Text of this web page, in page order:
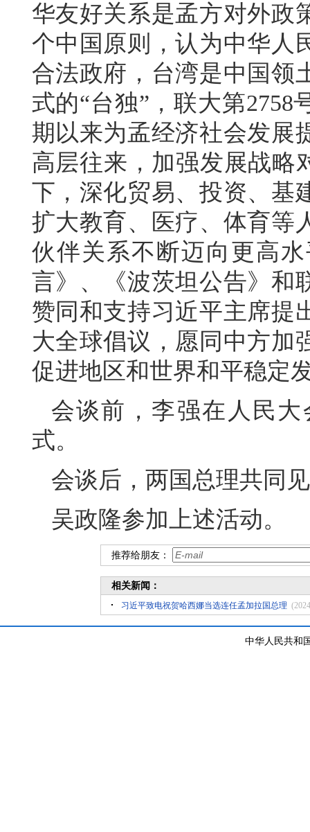
华友好关系是孟方对外政
个中国原则，认为中华人
合法政府，台湾是中国领
式的“台独”，联大第
期以来为孟经济社会发展
高层往来，加强发展战略
下，深化贸易、投资、基
扩大教育、医疗、体育等
伙伴关系不断迈向更高
言》、《波茨坦公告》和
赞同和支持习近平主席提
大全球倡议，愿同中方加
促进地区和世界和平稳定
会谈前，李强在人民
式。
会谈后，两国总理共同
吴政隆参加上述活动。
推荐给朋友：
相关新闻：
习近平致电祝贺哈西娜当选连任孟加拉国总理
中华人民共和